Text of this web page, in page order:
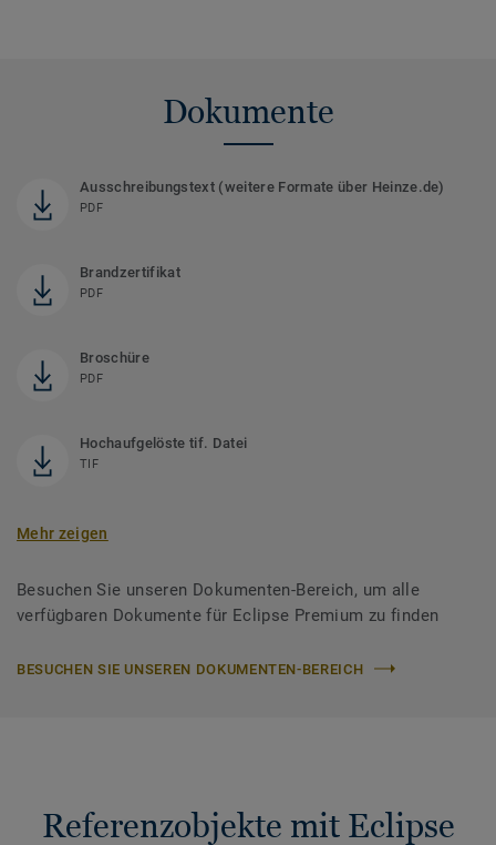
Dokumente
Ausschreibungstext (weitere Formate über Heinze.de)
PDF
Brandzertifikat
PDF
Broschüre
PDF
Hochaufgelöste tif. Datei
TIF
Mehr zeigen
Besuchen Sie unseren Dokumenten-Bereich, um alle
verfügbaren Dokumente für Eclipse Premium zu finden
BESUCHEN SIE UNSEREN DOKUMENTEN-BEREICH
Referenzobjekte mit Eclipse